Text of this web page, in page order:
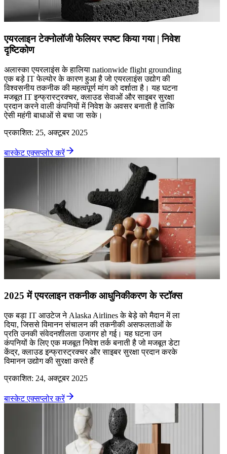
एयरलाइन टेक्नोलॉजी फेलियर स्पष्ट किया गया | निवेश
दृष्टिकोण
अलास्का एयरलाइंस के हालिया nationwide flight grounding
एक बड़े IT फेल्योर के कारण हुआ है जो एयरलाइंस उद्योग की
विश्वसनीय तकनीक की महत्वपूर्ण मांग को दर्शाता है। यह घटना
मजबूत IT इन्फ्रास्ट्रक्चर, क्लाउड सेवाओं और साइबर सुरक्षा
प्रदान करने वाली कंपनियों में निवेश के अवसर बनाती है ताकि
ऐसी महंगी बाधाओं से बचा जा सके।
प्रकाशित: 25, अक्टूबर 2025
बास्केट एक्सप्लोर करें
2025 में एयरलाइन तकनीक आधुनिकीकरण के स्टॉक्स
एक बड़ा IT आउटेज ने Alaska Airlines के बेड़े को मैदान में ला
दिया, जिससे विमानन संचालन की तकनीकी असफलताओं के
प्रति उनकी संवेदनशीलता उजागर हो गई। यह घटना उन
कंपनियों के लिए एक मजबूत निवेश तर्क बनाती है जो मजबूत डेटा
केंद्र, क्लाउड इन्फ्रास्ट्रक्चर और साइबर सुरक्षा प्रदान करके
विमानन उद्योग की सुरक्षा करते हैं
प्रकाशित: 24, अक्टूबर 2025
बास्केट एक्सप्लोर करें